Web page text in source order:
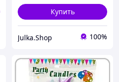
Купить
Julka.Shop 100%